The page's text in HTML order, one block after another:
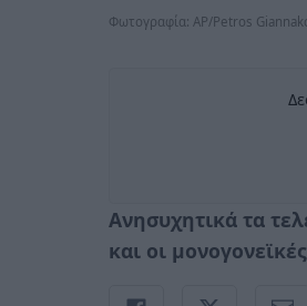
Φωτογραφία: AP/Petros
Ανησυχητικά τα
και οι